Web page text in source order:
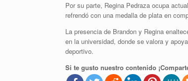
Por su parte, Regina Pedraza ocupa
refrendó con una medalla de plata en
La presencia de Brandon y Regina
en la universidad, donde se valora y
deportivo.
Si te gusto nuestro contenido